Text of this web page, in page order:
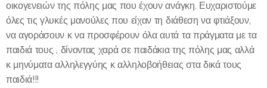
οικογενειών της πόλης μας που έχουν ανάγκη. Ευχαριστούμε
όλες τις γλυκές μανούλες που είχαν τη διάθεση να φτιάξουν,
να αγοράσουν κ να προσφέρουν όλα αυτά τα πράγματα με τα
παιδιά τους , δίνοντας χαρά σε παιδάκια της πόλης μας αλλά
κ μηνύματα αλληλεγγύης κ αλληλοβοήθειας στα δικά τους
παιδιά!!!